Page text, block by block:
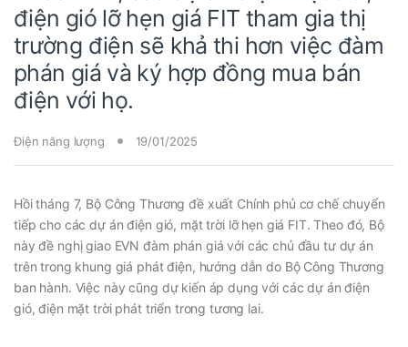
điện gió lỡ hẹn giá FIT tham gia thị
trường điện sẽ khả thi hơn việc đàm
phán giá và ký hợp đồng mua bán
điện với họ.
Điện năng lượng 19/01/2025
Hồi tháng 7, Bộ Công Thương đề xuất Chính phủ cơ chế chuyển
tiếp cho các dự án điện gió, mặt trời lỡ hẹn giá FIT. Theo đó, Bộ
này đề nghị giao EVN đàm phán giá với các chủ đầu tư dự án
trên trong khung giá phát điện, hướng dẫn do Bộ Công Thương
ban hành. Việc này cũng dự kiến áp dụng với các dự án điện
gió, điện mặt trời phát triển trong tương lai.